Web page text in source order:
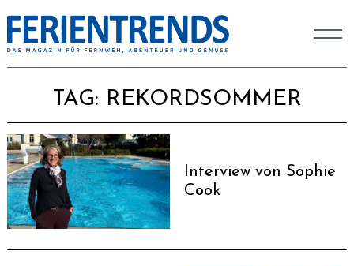
TAG: REKORDSOMMER
Interview von Sophie
Cook